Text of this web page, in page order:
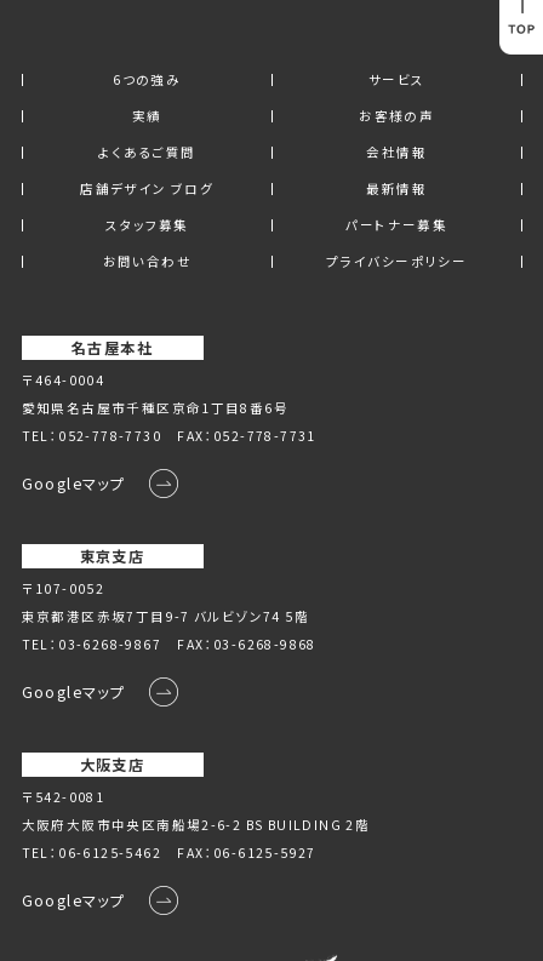
6つの強み
サービス
実績
お客様の声
よくあるご質問
会社情報
店舗デザイン ブログ
最新情報
スタッフ募集
パートナー募集
お問い合わせ
プライバシーポリシー
名古屋本社
〒464-0004
愛知県名古屋市千種区京命1丁⽬8番6号
TEL： 052-778-7730 FAX：052-778-7731
Googleマップ
東京支店
〒107-0052
東京都港区赤坂7丁目9-7 バルビゾン74 5階
TEL： 03-6268-9867 FAX：03-6268-9868
Googleマップ
大阪支店
〒542-0081
大阪府大阪市中央区南船場2-6-2 BS BUILDING 2階
TEL： 06-6125-5462 FAX：06-6125-5927
Googleマップ